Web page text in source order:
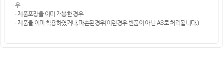
우
- 제품포장을 이미 개봉한 경우
- 제품을 이미 착용하였거나, 파손된경우(이런경우 반품이 아닌 AS로 처리됩니다.)